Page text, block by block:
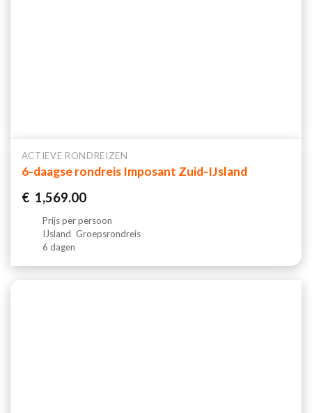
ACTIEVE RONDREIZEN
6-daagse rondreis Imposant Zuid-IJsland
€ 1,569.00
Prijs per persoon
IJsland Groepsrondreis
6 dagen